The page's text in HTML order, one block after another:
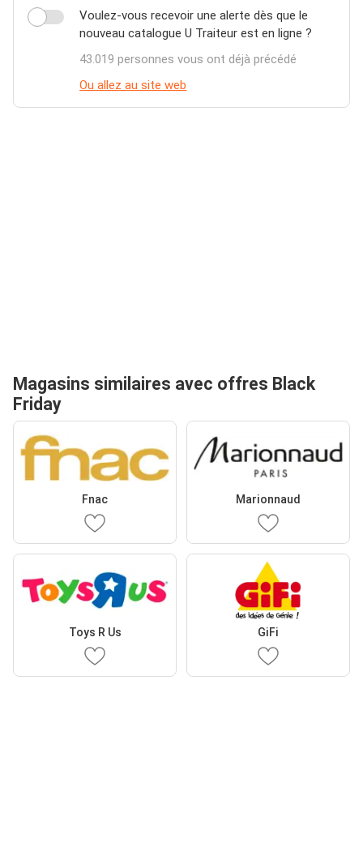
Voulez-vous recevoir une alerte dès que le
nouveau catalogue U Traiteur est en ligne ?
43.019 personnes vous ont déjà précédé
Ou allez au site web
Magasins similaires avec offres Black
Friday
Fnac Marionnaud
Toys R Us GiFi